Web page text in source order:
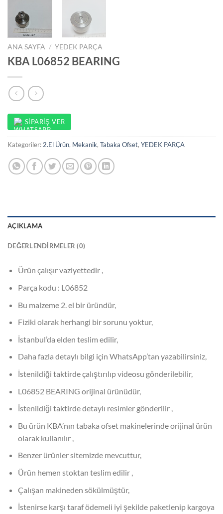
ANA SAYFA / YEDEK PARÇA
KBA L06852 BEARING
SIPARIŞ VER
Kategoriler: 2.El Ürün, Mekanik, Tabaka Ofset, YEDEK PARÇA
AÇIKLAMA
DEĞERLENDIRMELER (0)
Ürün çalışır vaziyettedir ,
Parça kodu : L06852
Bu malzeme 2. el bir üründür,
Fiziki olarak herhangi bir sorunu yoktur,
İstanbul’da elden teslim edilir,
Daha fazla detaylı bilgi için WhatsApp’tan yazabilirsiniz,
İstenildiği taktirde çalıştırılıp videosu gönderilebilir,
L06852 BEARING orijinal ürünüdür,
İstenildiği taktirde detaylı resimler gönderilir ,
Bu ürün KBA’nın tabaka ofset makinelerinde orijinal ürün
olarak kullanılır ,
Benzer ürünler sitemizde mevcuttur,
Ürün hemen stoktan teslim edilir ,
Çalışan makineden sökülmüştür,
İstenirse karşı taraf ödemeli iyi şekilde paketlenip kargoya